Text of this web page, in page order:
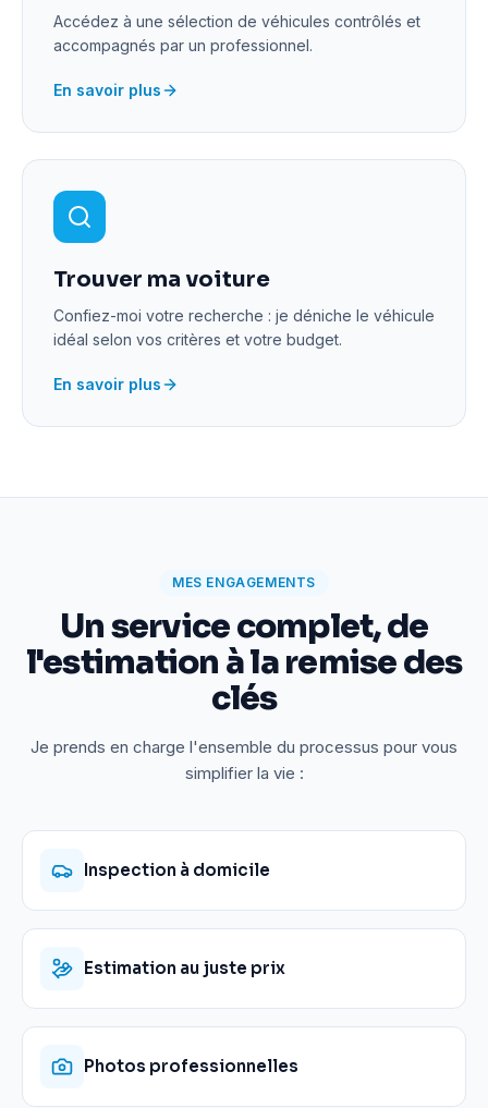
Accédez à une sélection de véhicules contrôlés et
accompagnés par un professionnel.
En savoir plus
Trouver ma voiture
Confiez-moi votre recherche : je déniche le véhicule
idéal selon vos critères et votre budget.
En savoir plus
MES ENGAGEMENTS
Un service complet, de
l'estimation à la remise des
clés
Je prends en charge l'ensemble du processus pour vous
simplifier la vie :
Inspection à domicile
Estimation au juste prix
Photos professionnelles